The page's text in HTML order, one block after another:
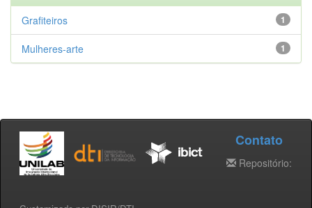
1
Grafiteiros
1
Mulheres-arte
Contato
Repositório: